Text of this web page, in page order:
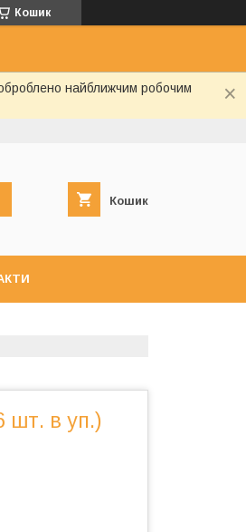
Кошик
найближчим робочим
Кошик
шт. в уп.)